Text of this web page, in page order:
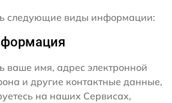
следующие виды информации:
ваше имя, адрес электронной
и другие контактные данные,
на наших Сервисах,